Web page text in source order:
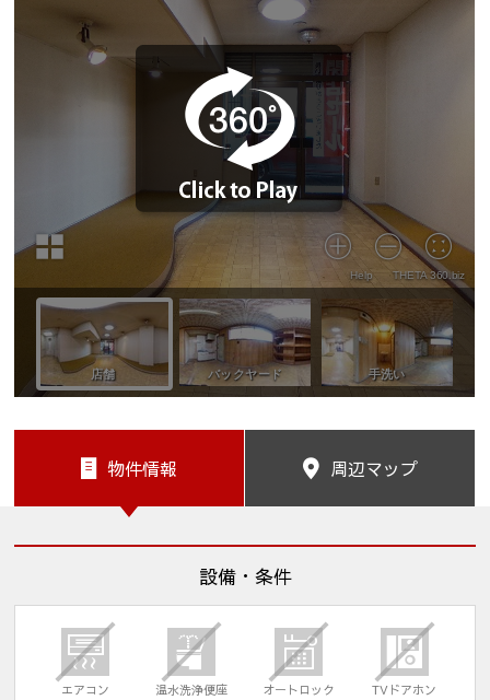
物件情報 周辺マップ
設備・条件
エアコン 温水洗浄便座 オートロック TVドアホン